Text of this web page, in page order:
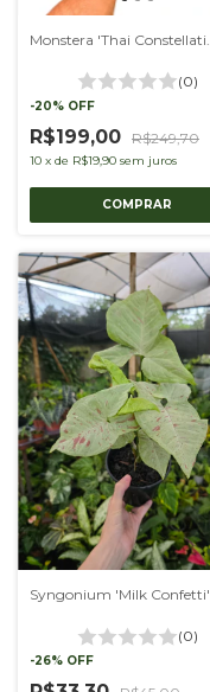
(0)
-20% OFF
R$199,00 R$249,70
10 x de R$19,90 sem juros
Syngonium 'Milk Confetti'
(0)
-26% OFF